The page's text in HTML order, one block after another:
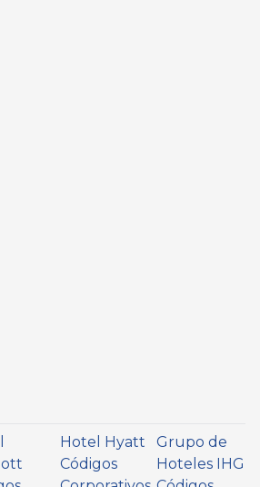
Hotel Hyatt
Códigos
Grupo de
Hoteles IHG